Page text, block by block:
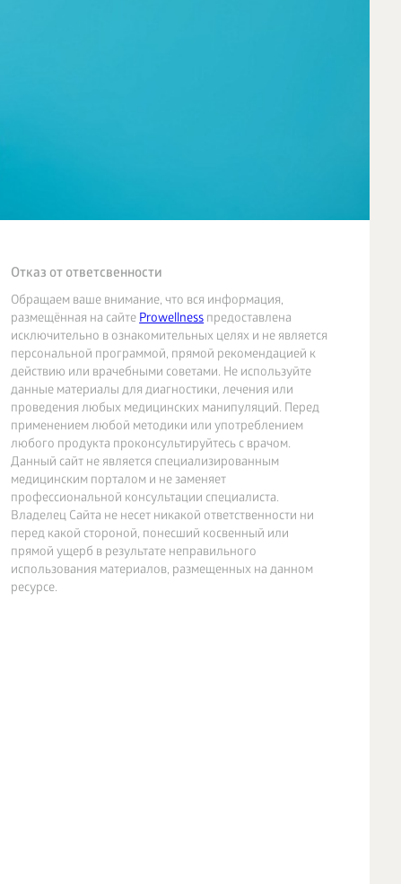
Отказ от ответсвенности
Обращаем ваше внимание, что вся информация,
размещённая на сайтеProwellnessпредоставлена
исключительно в ознакомительных целях и не является
персональной программой, прямой рекомендацией к
действию или врачебными советами. Не используйте
данные материалы для диагностики, лечения или
проведения любых медицинских манипуляций. Перед
применением любой методики или употреблением
любого продукта проконсультируйтесь с врачом.
Данный сайт не является специализированным
медицинским порталом и не заменяет
профессиональной консультации специалиста.
Владелец Сайта не несет никакой ответственности ни
перед какой стороной, понесший косвенный или
прямой ущерб в результате неправильного
использования материалов, размещенных на данном
ресурсе.